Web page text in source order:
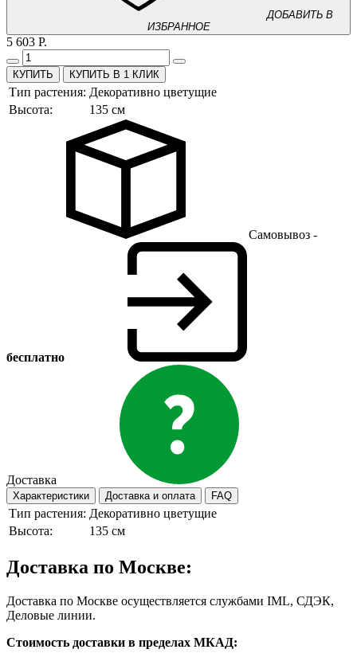
ДОБАВИТЬ В
ИЗБРАННОЕ
5 603 Р.
КУПИТЬ В 1 КЛИК
Тип растения: Декоративно цветущие
Высота:
135 см
Самовывоз -
бесплатно
Доставка
Характеристики Доставка и оплата FAQ
Тип растения: Декоративно цветущие
Высота:
135 см
Доставка по Москве:
Доставка по Москве осуществляется службами IML, СДЭК,
Деловые линии.
Стоимость доставки в пределах МКАД: